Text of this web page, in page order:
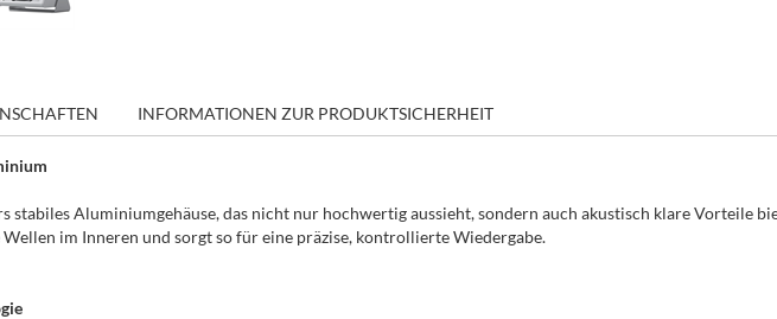
INFORMATIONEN ZUR PRODUKTSICHERHEIT
stabiles Aluminiumgehäuse, das nicht nur hochwertig aussieht, sondern auch akustisch klare Vorteile
im Inneren und sorgt so für eine präzise, kontrollierte Wiedergabe.